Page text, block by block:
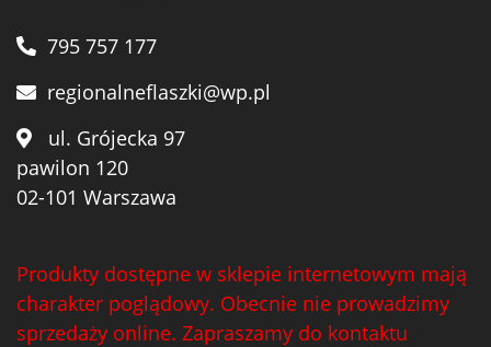
795 757 177
regionalneflaszki@wp.pl
ul. Grójecka 97
pawilon 120
02-101 Warszawa
Produkty dostępne w sklepie internetowym mają
charakter poglądowy. Obecnie nie prowadzimy
sprzedaży online. Zapraszamy do kontaktu